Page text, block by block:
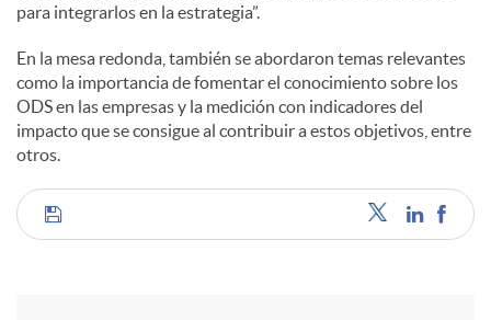
para integrarlos en la estrategia”.
En la mesa redonda, también se abordaron temas relevantes
como la importancia de fomentar el conocimiento sobre los
ODS en las empresas y la medición con indicadores del
impacto que se consigue al contribuir a estos objetivos, entre
otros.
C